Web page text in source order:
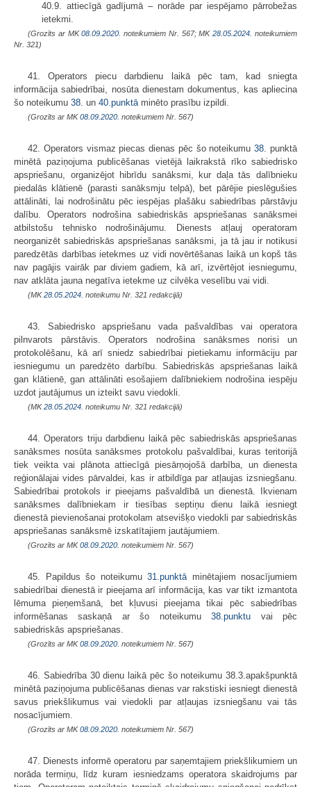
40.9. attiecīgā gadījumā – norāde par iespējamo pārrobežas
ietekmi.
(Grozīts ar MK08.09.2020. noteikumiem Nr. 567; MK28.05.2024. noteikumiem
Nr. 321)
41. Operators piecu darbdienu laikā pēc tam, kad sniegta
informācija sabiedrībai, nosūta dienestam dokumentus, kas apliecina
šo noteikumu 38. un 40.punktāminēto prasību izpildi.
(Grozīts ar MK08.09.2020. noteikumiem Nr. 567)
42. Operators vismaz piecas dienas pēc šo noteikumu38. punktā
minētā paziņojuma publicēšanas vietējā laikrakstā rīko sabiedrisko
apspriešanu, organizējot hibrīdu sanāksmi, kur daļa tās dalībnieku
piedalās klātienē (parasti sanāksmju telpā), bet pārējie pieslēgušies
attālināti, lai nodrošinātu pēc iespējas plašāku sabiedrības pārstāvju
dalību. Operators nodrošina sabiedriskās apspriešanas sanāksmei
atbilstošu tehnisko nodrošinājumu. Dienests atļauj operatoram
neorganizēt sabiedriskās apspriešanas sanāksmi, ja tā jau ir notikusi
paredzētās darbības ietekmes uz vidi novērtēšanas laikā un kopš tās
nav pagājis vairāk par diviem gadiem, kā arī, izvērtējot iesniegumu,
nav atklāta jauna negatīva ietekme uz cilvēka veselību vai vidi.
(MK28.05.2024. noteikumu Nr. 321 redakcijā)
43. Sabiedrisko apspriešanu vada pašvaldības vai operatora
pilnvarots pārstāvis. Operators nodrošina sanāksmes norisi un
protokolēšanu, kā arī sniedz sabiedrībai pietiekamu informāciju par
iesniegumu un paredzēto darbību. Sabiedriskās apspriešanas laikā
gan klātienē, gan attālināti esošajiem dalībniekiem nodrošina iespēju
uzdot jautājumus un izteikt savu viedokli.
(MK28.05.2024. noteikumu Nr. 321 redakcijā)
44. Operators triju darbdienu laikā pēc sabiedriskās apspriešanas
sanāksmes nosūta sanāksmes protokolu pašvaldībai, kuras teritorijā
tiek veikta vai plānota attiecīgā piesārņojošā darbība, un dienesta
reģionālajai vides pārvaldei, kas ir atbildīga par atļaujas izsniegšanu.
Sabiedrībai protokols ir pieejams pašvaldībā un dienestā. Ikvienam
sanāksmes dalībniekam ir tiesības septiņu dienu laikā iesniegt
dienestā pievienošanai protokolam atsevišķo viedokli par sabiedriskās
apspriešanas sanāksmē izskatītajiem jautājumiem.
(Grozīts ar MK08.09.2020. noteikumiem Nr. 567)
45. Papildus šo noteikumu 31.punktāminētajiem nosacījumiem
sabiedrībai dienestā ir pieejama arī informācija, kas var tikt izmantota
lēmuma pieņemšanā, bet kļuvusi pieejama tikai pēc sabiedrības
informēšanas saskaņā ar šo noteikumu38.punktu vai pēc
sabiedriskās apspriešanas.
(Grozīts ar MK08.09.2020. noteikumiem Nr. 567)
46. Sabiedrība 30 dienu laikā pēc šo noteikumu 38.3.apakšpunktā
minētā paziņojuma publicēšanas dienas var rakstiski iesniegt dienestā
savus priekšlikumus vai viedokli par atļaujas izsniegšanu vai tās
nosacījumiem.
(Grozīts ar MK08.09.2020. noteikumiem Nr. 567)
47. Dienests informē operatoru par saņemtajiem priekšlikumiem un
norāda termiņu, līdz kuram iesniedzams operatora skaidrojums par